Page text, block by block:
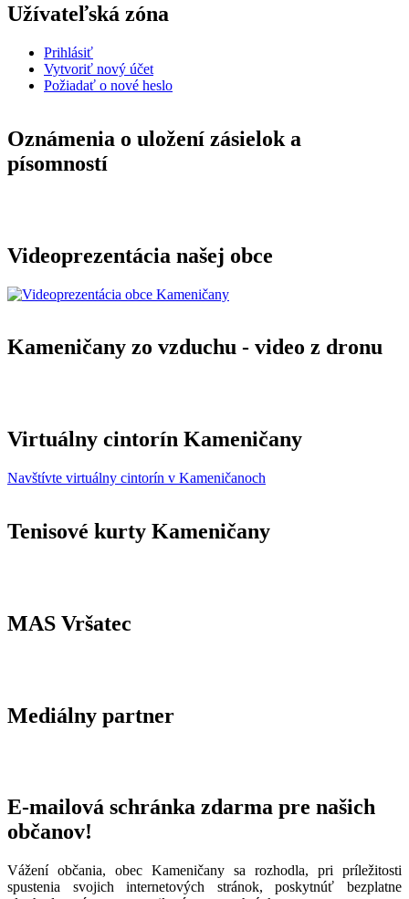
Užívateľská zóna
Prihlásiť
Vytvoriť nový účet
Požiadať o nové heslo
Oznámenia o uložení zásielok a
písomností
Videoprezentácia našej obce
Kameničany zo vzduchu - video z dronu
Virtuálny cintorín Kameničany
Navštívte virtuálny cintorín v Kameničanoch
Tenisové kurty Kameničany
MAS Vršatec
Mediálny partner
E-mailová schránka zdarma pre našich
občanov!
Vážení občania, obec Kameničany sa rozhodla, pri príležitosti
spustenia svojich internetových stránok, poskytnúť bezplatne